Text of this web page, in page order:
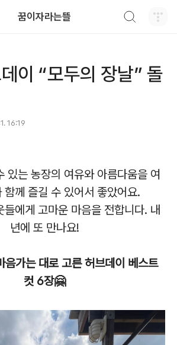
꿈이자라는뜰
이 “모두의 장날” 돌
16:19
있는 농장의 여유와 아름다움을 여
함께 즐길 수 있어서 좋았어요.
들에게 고마운 마음을 전합니다. 내
년에 또 만나요!
음가는 대로 고른 허브데이 베스트
컷 6장🤗